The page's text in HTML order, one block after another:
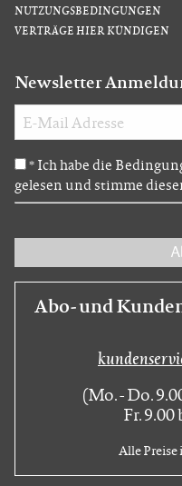
NUTZUNGSBEDINGUNGEN
VERTRÄGE HIER KÜNDIGEN
Newsletter
* Ich habe die
gelesen und stimme
Abo- und
(Mo. - Do.
Fr.
Alle